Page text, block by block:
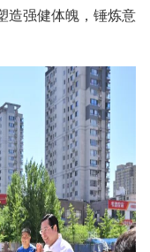
造强健体魄，锤炼意